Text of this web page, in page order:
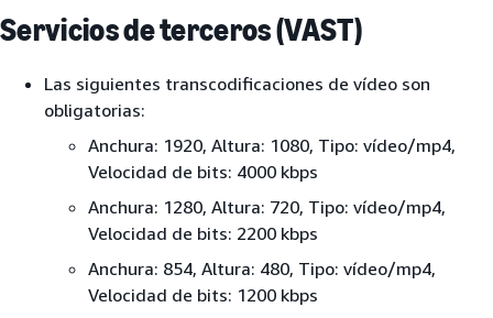
Servicios de terceros (VAST)
Las siguientes transcodificaciones de vídeo son
obligatorias:
Anchura: 1920, Altura: 1080, Tipo: vídeo/mp4,
Velocidad de bits: 4000 kbps
Anchura: 1280, Altura: 720, Tipo: vídeo/mp4,
Velocidad de bits: 2200 kbps
Anchura: 854, Altura: 480, Tipo: vídeo/mp4,
Velocidad de bits: 1200 kbps